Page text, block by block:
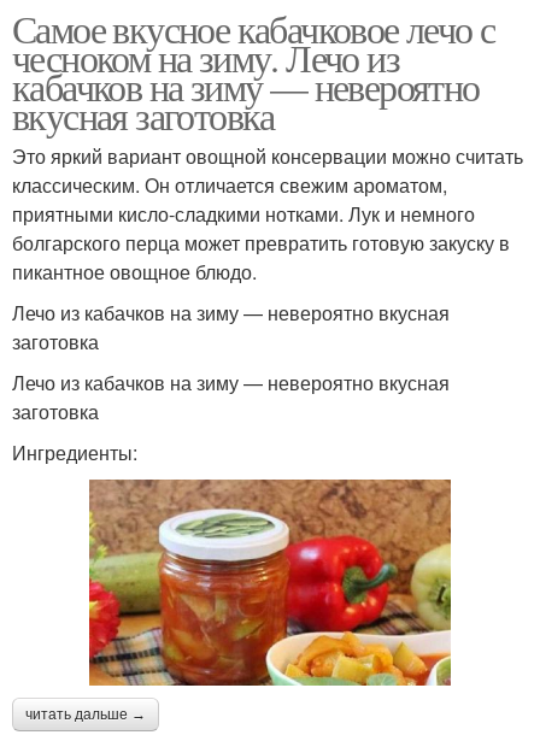
Самое вкусное кабачковое лечо с
чесноком на зиму. Лечо из
кабачков на зиму — невероятно
вкусная заготовка
Это яркий вариант овощной консервации можно считать
классическим. Он отличается свежим ароматом,
приятными кисло-сладкими нотками. Лук и немного
болгарского перца может превратить готовую закуску в
пикантное овощное блюдо.
Лечо из кабачков на зиму — невероятно вкусная
заготовка
Лечо из кабачков на зиму — невероятно вкусная
заготовка
Ингредиенты:
читать дальше →